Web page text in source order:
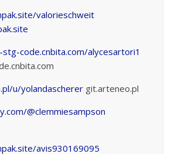
valorieschweit
code.cnbita.com/alycesartori1
u/yolandascherer git.arteneo.pl
@clemmiesampson
avis930169095